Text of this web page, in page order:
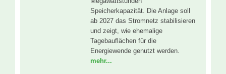
Speicherkapazität. Die Anlage soll
ab 2027 das Stromnetz stabilisieren
und zeigt, wie ehemalige
Tagebauflächen für die
Energiewende genutzt werden.
mehr...